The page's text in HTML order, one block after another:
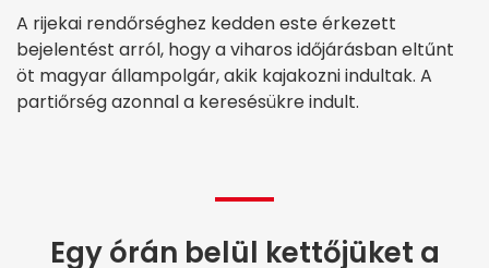
A rijekai rendőrséghez kedden este érkezett
bejelentést arról, hogy a viharos időjárásban eltűnt
öt magyar állampolgár, akik kajakozni indultak. A
partiőrség azonnal a keresésükre indult.
Egy órán belül kettőjüket a